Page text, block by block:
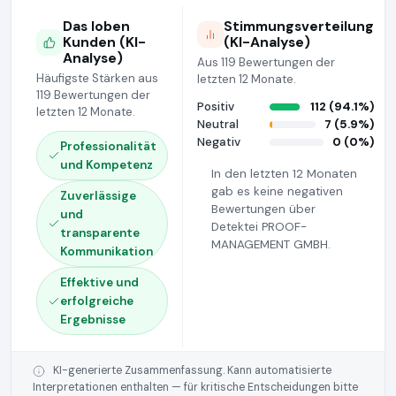
Das loben
Kunden (KI-
Analyse)
Häufigste Stärken aus
119 Bewertungen der
letzten 12 Monate.
Professionalität
und Kompetenz
Zuverlässige
und
transparente
Kommunikation
Effektive und
erfolgreiche
Ergebnisse
Stimmungsverteilung
(KI-Analyse)
Aus 119 Bewertungen der
letzten 12 Monate.
Positiv
112 (94.1%)
Neutral
7 (5.9%)
Negativ
0 (0%)
In den letzten 12 Monaten
gab es keine negativen
Bewertungen über
Detektei PROOF-
MANAGEMENT GMBH.
KI-generierte Zusammenfassung. Kann automatisierte
Interpretationen enthalten — für kritische Entscheidungen bitte